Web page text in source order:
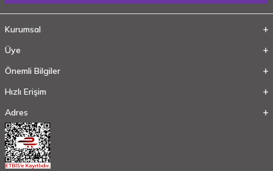
Kurumsal
Üye
Önemli Bilgiler
Hızlı Erişim
Adres